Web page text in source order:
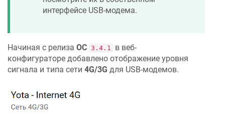
интерфейсе USB-модема.
Начиная с релиза ОС 3.4.1
в веб-
конфигураторе добавлено отображение уровня
сигнала и типа сети 4G/3G для USB-модемов.